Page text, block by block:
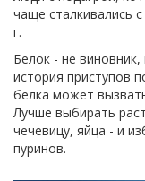
чаще сталкивались
г.
Белок - не виновник,
история приступов
белка может
Лучше выбирать
чечевицу, яйца - и
пуринов.